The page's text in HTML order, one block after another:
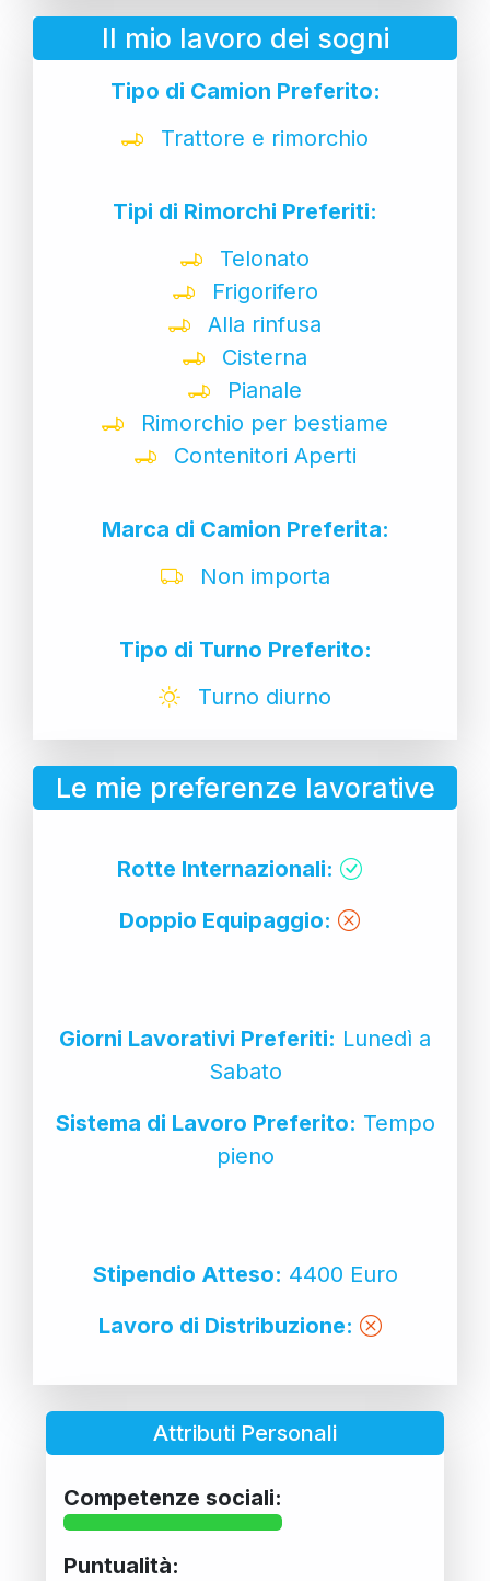
Il mio lavoro dei sogni
Tipo di Camion Preferito:
Trattore e rimorchio
Tipi di Rimorchi Preferiti:
Telonato
Frigorifero
Alla rinfusa
Cisterna
Pianale
Rimorchio per bestiame
Contenitori Aperti
Marca di Camion Preferita:
Non importa
Tipo di Turno Preferito:
Turno diurno
Le mie preferenze lavorative
Rotte Internazionali:
Doppio Equipaggio:
Giorni Lavorativi Preferiti: Lunedì a
Sabato
Sistema di Lavoro Preferito: Tempo
pieno
Stipendio Atteso: 4400 Euro
Lavoro di Distribuzione:
Attributi Personali
Competenze sociali:
Puntualità: